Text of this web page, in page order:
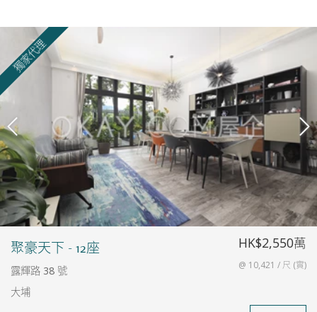
聚豪天下 - 12座
露輝路 38 號
大埔
HK$2,550萬
@ 10,421 / 尺 (實)
獨家代理